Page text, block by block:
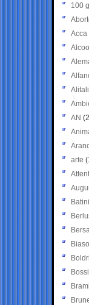
100
Acca
Alcool
AN
arte
Batini
Bossi